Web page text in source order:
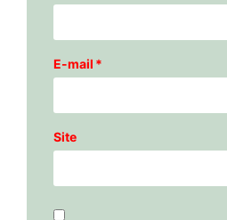
E-mail *
Site